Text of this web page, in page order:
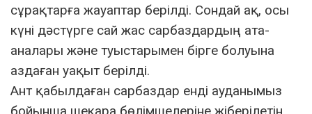
сұрақтарға жауаптар берілді. Сондай ақ, осы
күні дәстүрге сай жас сарбаздардың ата-
аналары және туыстарымен бірге болуына
аздаған уақыт берілді.
Ант қабылдаған сарбаздар енді ауданымыз